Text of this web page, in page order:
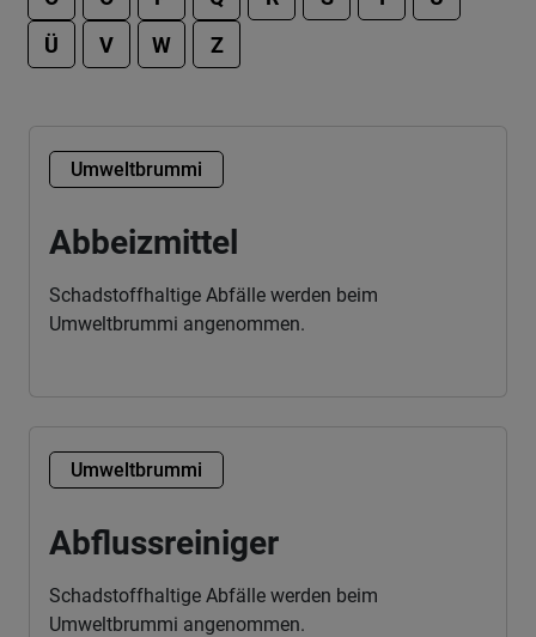
Ü
V W Z
Umweltbrummi
Abbeizmittel
Schadstoffhaltige Abfälle werden beim
Umweltbrummi angenommen.
Umweltbrummi
Abflussreiniger
Schadstoffhaltige Abfälle werden beim
Umweltbrummi angenommen.